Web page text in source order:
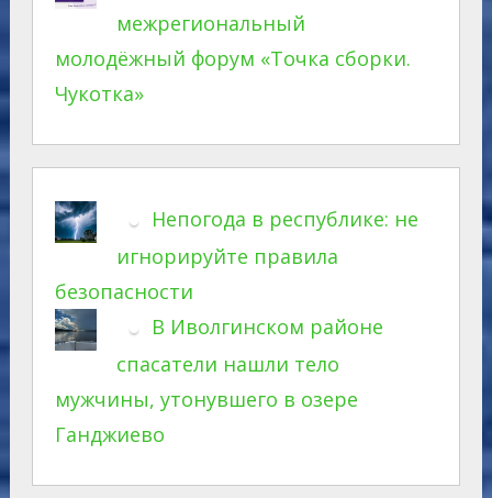
межрегиональный
молодёжный форум «Точка сборки.
Чукотка»
Непогода в республике: не
игнорируйте правила
безопасности
В Иволгинском районе
спасатели нашли тело
мужчины, утонувшего в озере
Ганджиево